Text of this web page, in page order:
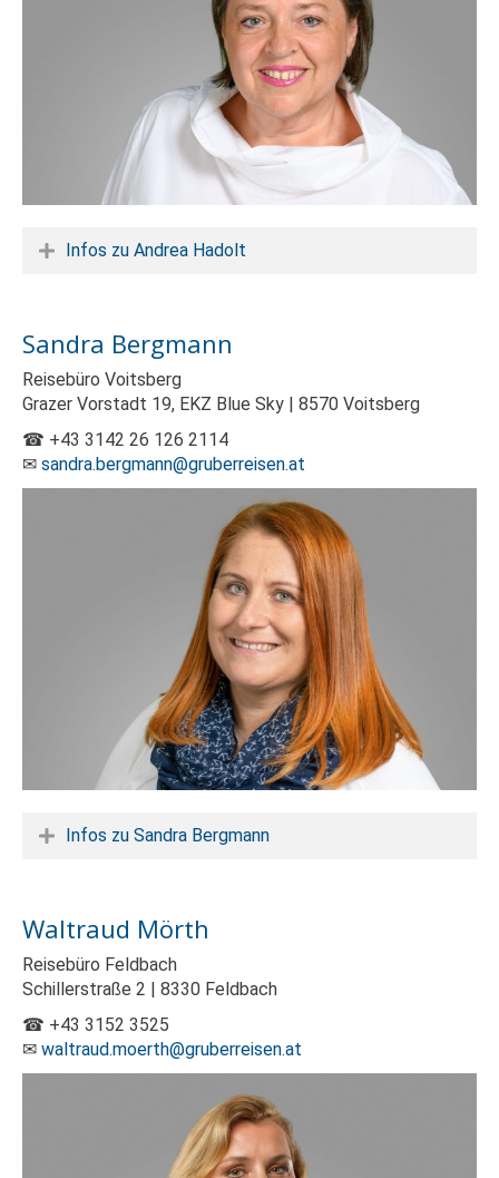
Infos zu Andrea Hadolt
Sandra Bergmann
Reisebüro Voitsberg
Grazer Vorstadt 19, EKZ Blue Sky | 8570 Voitsberg
☎ +43 3142 26 126 2114
✉ sandra.bergmann@gruberreisen.at
Infos zu Sandra Bergmann
Waltraud Mörth
Reisebüro Feldbach
Schillerstraße 2 | 8330 Feldbach
☎ +43 3152 3525
✉ waltraud.moerth@gruberreisen.at